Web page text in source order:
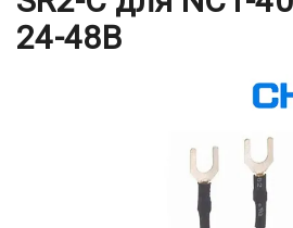
24-48В